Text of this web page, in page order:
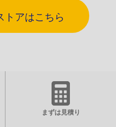
トアはこちら
まずは見積り